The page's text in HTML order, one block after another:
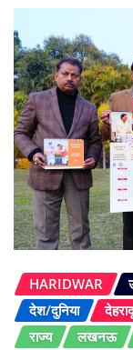
HARIDWAR
देश/दुनिया
राज्य
लखनऊ